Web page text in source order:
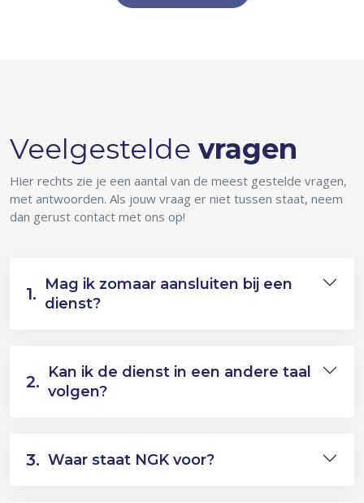
Veelgestelde vragen
Hier rechts zie je een aantal van de meest gestelde vragen,
met antwoorden. Als jouw vraag er niet tussen staat, neem
dan gerust contact met ons op!
1. Mag ik zomaar aansluiten bij een
dienst?
2. Kan ik de dienst in een andere taal
volgen?
3. Waar staat NGK voor?